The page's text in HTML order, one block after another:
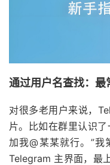
通过用户名查找：
对很多老用户来说，
片。比如在群里认识
加我@某某就行。”
Telegram 主界面，最